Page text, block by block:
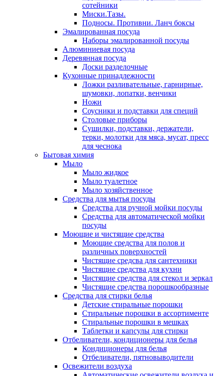
сотейники
Миски.Тазы.
Подносы. Противни. Ланч боксы
Эмалированная посуда
Наборы эмалированной посуды
Алюминиевая посуда
Деревянная посуда
Доски разделочные
Кухонные принадлежности
Ложки разливательные, гарнирные,
шумовки, лопатки, венчики
Ножи
Соусники и подставки для специй
Столовые приборы
Сушилки, подставки, держатели,
терки, молотки для мяса, мусат, пресс
для чеснока
Бытовая химия
Мыло
Мыло жидкое
Мыло туалетное
Мыло хозяйственное
Средства для мытья посуды
Средства для ручной мойки посуды
Средства для автоматической мойки
посуды
Моющие и чистящие средства
Моющие средства для полов и
различных поверхностей
Чистящие средсва для сантехники
Чистящие средства для кухни
Чистящие средства для стекол и зеркал
Чистящие средства порошкообразные
Средства для стирки белья
Детские стиральные порошки
Стиральные порошки в ассортименте
Стиральные порошки в мешках
Таблетки и капсулы для стирки
Отбеливатели, кондиционеры для белья
Кондиционеры для белья
Отбеливатели, пятновыводители
Освежители воздуха